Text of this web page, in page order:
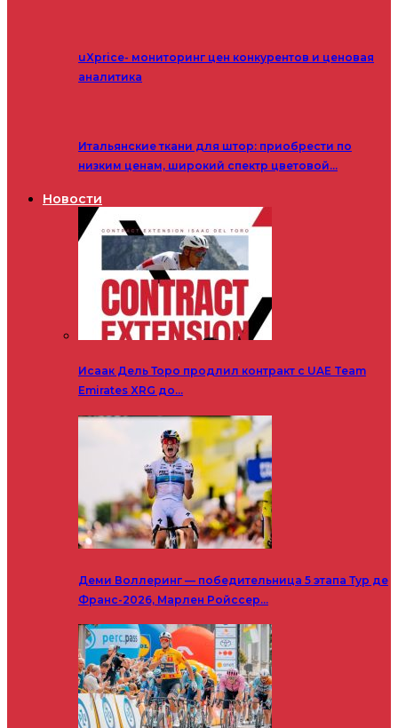
uXprice- мониторинг цен конкурентов и ценовая
аналитика
Итальянские ткани для штор: приобрести по
низким ценам, широкий спектр цветовой…
Новости
Исаак Дель Торо продлил контракт с UAE Team
Emirates XRG до…
Деми Воллеринг — победительница 5 этапа Тур де
Франс-2026, Марлен Ройссер…